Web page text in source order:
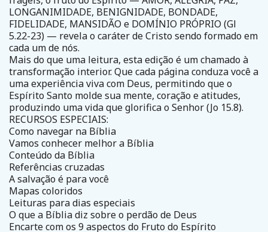
LONGANIMIDADE, BENIGNIDADE, BONDADE,
FIDELIDADE, MANSIDÃO e DOMÍNIO PRÓPRIO (Gl
5.22-23) — revela o caráter de Cristo sendo formado em
cada um de nós.
Mais do que uma leitura, esta edição é um chamado à
transformação interior. Que cada página conduza você a
uma experiência viva com Deus, permitindo que o
Espírito Santo molde sua mente, coração e atitudes,
produzindo uma vida que glorifica o Senhor (Jo 15.8).
RECURSOS ESPECIAIS:
Como navegar na Bíblia
Vamos conhecer melhor a Bíblia
Conteúdo da Bíblia
Referências cruzadas
A salvação é para você
Mapas coloridos
Leituras para dias especiais
O que a Bíblia diz sobre o perdão de Deus
Encarte com os 9 aspectos do Fruto do Espírito